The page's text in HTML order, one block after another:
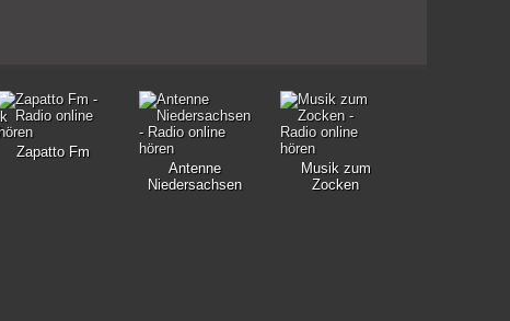
Zapatto Fm
Antenne
Niedersachsen
Musik zum
Zocken